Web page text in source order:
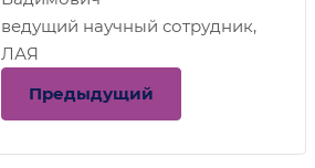
ведущий научный сотрудник,
ЛАЯ
Предыдущий